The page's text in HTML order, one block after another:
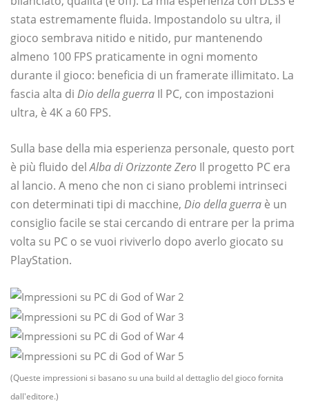
stata estremamente fluida. Impostandolo su ultra, il
gioco sembrava nitido e nitido, pur mantenendo
almeno 100 FPS praticamente in ogni momento
durante il gioco: beneficia di un framerate illimitato. La
fascia alta di Dio della guerra Il PC, con impostazioni
ultra, è 4K a 60 FPS.
Sulla base della mia esperienza personale, questo port
è più fluido delAlba di Orizzonte Zero Il progetto PC era
al lancio. A meno che non ci siano problemi intrinseci
con determinati tipi di macchine, Dio della guerra è un
consiglio facile se stai cercando di entrare per la prima
volta su PC o se vuoi riviverlo dopo averlo giocato su
PlayStation.
(Queste impressioni si basano su una build al dettaglio del gioco fornita
dall'editore.)